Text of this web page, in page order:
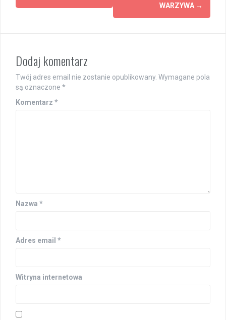
WARZYWA →
Dodaj komentarz
Twój adres email nie zostanie opublikowany. Wymagane pola
są oznaczone *
Komentarz *
Nazwa *
Adres email *
Witryna internetowa